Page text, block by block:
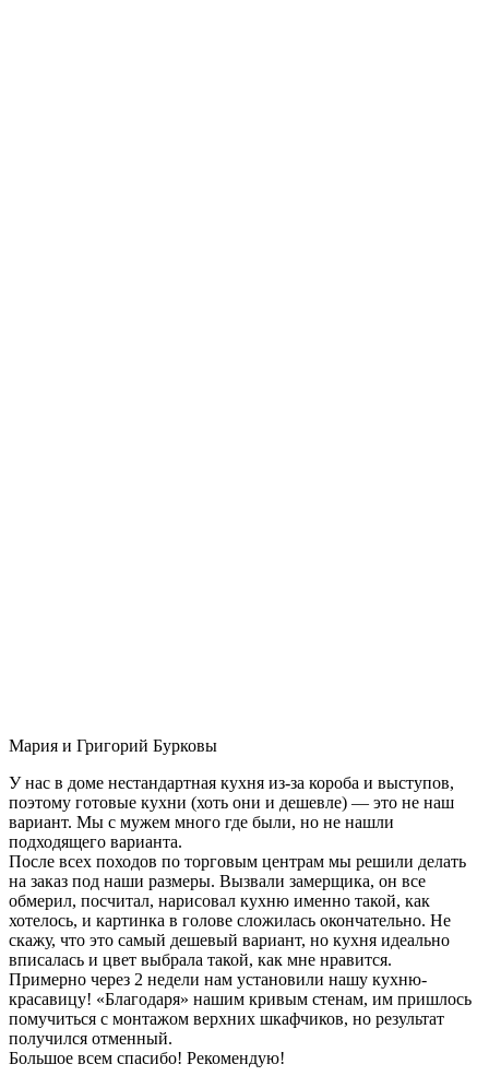
Мария и Григорий Бурковы
У нас в доме нестандартная кухня из-за короба и выступов,
поэтому готовые кухни (хоть они и дешевле) — это не наш
вариант. Мы с мужем много где были, но не нашли
подходящего варианта.
После всех походов по торговым центрам мы решили делать
на заказ под наши размеры. Вызвали замерщика, он все
обмерил, посчитал, нарисовал кухню именно такой, как
хотелось, и картинка в голове сложилась окончательно. Не
скажу, что это самый дешевый вариант, но кухня идеально
вписалась и цвет выбрала такой, как мне нравится.
Примерно через 2 недели нам установили нашу кухню-
красавицу! «Благодаря» нашим кривым стенам, им пришлось
помучиться с монтажом верхних шкафчиков, но результат
получился отменный.
Большое всем спасибо! Рекомендую!